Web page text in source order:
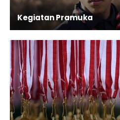
Kegiatan Pramuka